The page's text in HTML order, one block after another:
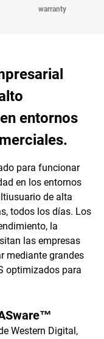
warranty
entornos
para funcionar
en los entornos
de alta
todos los días. Los
la
las empresas
mediante grandes
optimizados para
Western Digital,